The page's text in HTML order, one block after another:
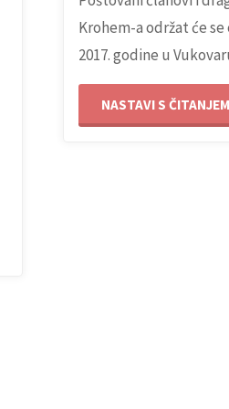
Krohem-a održat će se
2017. godine u
NASTAVI S